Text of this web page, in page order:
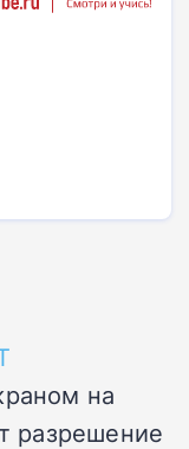
на
разрешение